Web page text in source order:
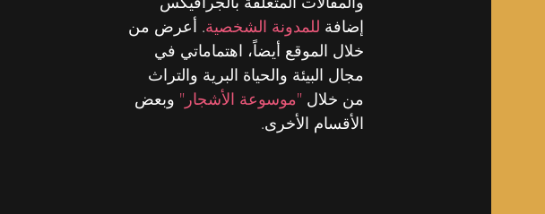
إضافة للمدونة الشخصية. أعرض من
خلال الموقع أيضاً، اهتماماتي في
مجال البيئة والحياة البرية والتراث
من خلال "موسوعة الأشجار" وبعض
الأقسام الأخرى.